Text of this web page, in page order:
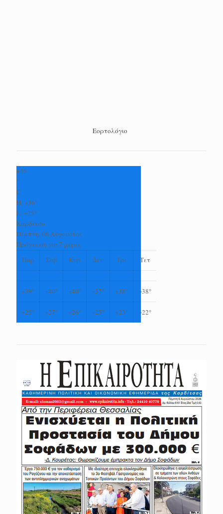
Εορτολόγιο
+35
°
C
H: +36°
L: +25°
Καρδίτσα
Πέμπτη, 06 Αύγουστος
Πρόγνωση για 7 μέρες
Παρ
Σαβ Κυρ Δευ Τρι Τετ
+39° +40° +40° +37° +38° +38°
+25° +27° +26° +25° +23° +22°